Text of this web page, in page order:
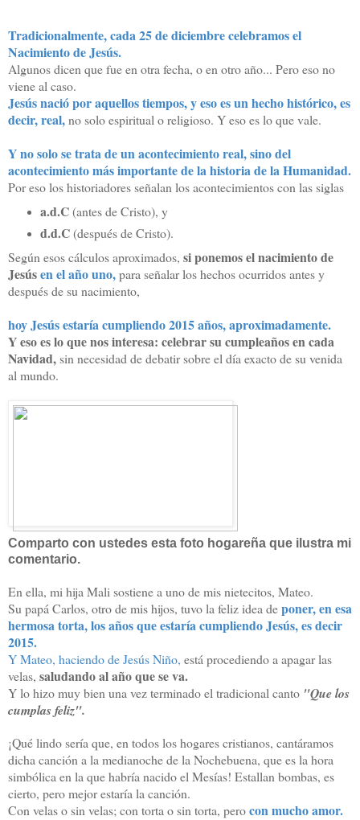
Tradicionalmente, cada 25 de diciembre celebramos el
Nacimiento de Jesús.
Algunos dicen que fue en otra fecha, o en otro año... Pero eso no
viene al caso.
Jesús nació por aquellos tiempos, y eso es un hecho histórico, es
decir, real,no solo espiritual o religioso. Y eso es lo que vale.
Y no solo se trata de un acontecimiento real, sino del
acontecimiento más importante de la historia de la Humanidad.
Por eso los historiadores señalan los acontecimientos con las siglas
a.d.C(antes de Cristo), y
d.d.C(después de Cristo).
Según esos cálculos aproximados, si ponemos el nacimiento de
Jesúsen el año uno,para señalar los hechos ocurridos antes y
después de su nacimiento,
hoy Jesús estaría cumpliendo 2015 años, aproximadamente.
Y eso es lo que nos interesa: celebrar su cumpleaños en cada
Navidad,sin necesidad de debatir sobre el día exacto de su venida
al mundo.
Comparto con ustedes esta foto hogareña que ilustra mi
comentario.
En ella, mi hija Mali sostiene a uno de mis nietecitos, Mateo.
Su papá Carlos, otro de mis hijos, tuvo la feliz idea deponer, en esa
hermosa torta, los años que estaría cumpliendo Jesús, es decir
2015.
Y Mateo, haciendo de Jesús Niño, está procediendo a apagar las
velas, saludando al año que se va.
Y lo hizo muy bien una vez terminado el tradicional canto "Que los
cumplas feliz".
¡Qué lindo sería que, en todos los hogares cristianos, cantáramos
dicha canción a la medianoche de la Nochebuena, que es la hora
simbólica en la que habría nacido el Mesías! Estallan bombas, es
cierto, pero mejor estaría la canción.
Con velas o sin velas; con torta o sin torta, perocon mucho amor.